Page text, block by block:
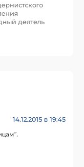
деятель
14.12.2015 в 19:45